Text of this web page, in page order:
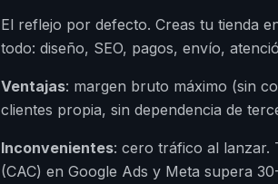
El reflejo por defecto. Creas tu tienda
todo: diseño, SEO, pagos, envío,
Ventajas: margen bruto máximo (sin
clientes propia, sin dependencia de
Inconvenientes: cero tráfico al lanzar.
(CAC) en Google Ads y Meta supera